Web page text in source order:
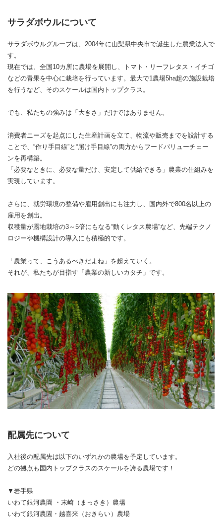
サラダボウルについて
サラダボウルグループは、2004年に山梨県中央市で誕生した農業法人で
す。
現在では、全国10カ所に農場を展開し、トマト・リーフレタス・イチゴ
などの青果を中心に栽培を行っています。最大で1農場5ha超の施設栽培
を行うなど、そのスケールは国内トップクラス。
でも、私たちの強みは「大きさ」だけではありません。
消費者ニーズを起点にした生産計画を立て、物流や販売までを設計する
ことで、“作り手目線”と“届け手目線”の両方からフードバリューチェー
ンを再構築。
「必要なときに、必要な量だけ、安定して供給できる」農業の仕組みを
実現しています。
さらに、就労環境の整備や雇用創出にも注力し、国内外で800名以上の
雇用を創出。
収穫量が露地栽培の3～5倍にもなる“動くレタス農場”など、先端テクノ
ロジーや機構設計の導入にも積極的です。
「農業って、こうあるべきだよね」を超えていく。
それが、私たちが目指す「農業の新しいカタチ」です。
配属先について
入社後の配属先は以下のいずれかの農場を予定しています。
どの拠点も国内トップクラスのスケールを誇る農場です！
▼岩手県
いわて銀河農園 ・末崎（まっさき）農場
いわて銀河農園・越喜来（おきらい）農場